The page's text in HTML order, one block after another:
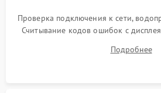
Проверка подключения к сети,
Считывание кодов ошибок с
выявления посторонних шумов,
электронного модуля
Подробнее